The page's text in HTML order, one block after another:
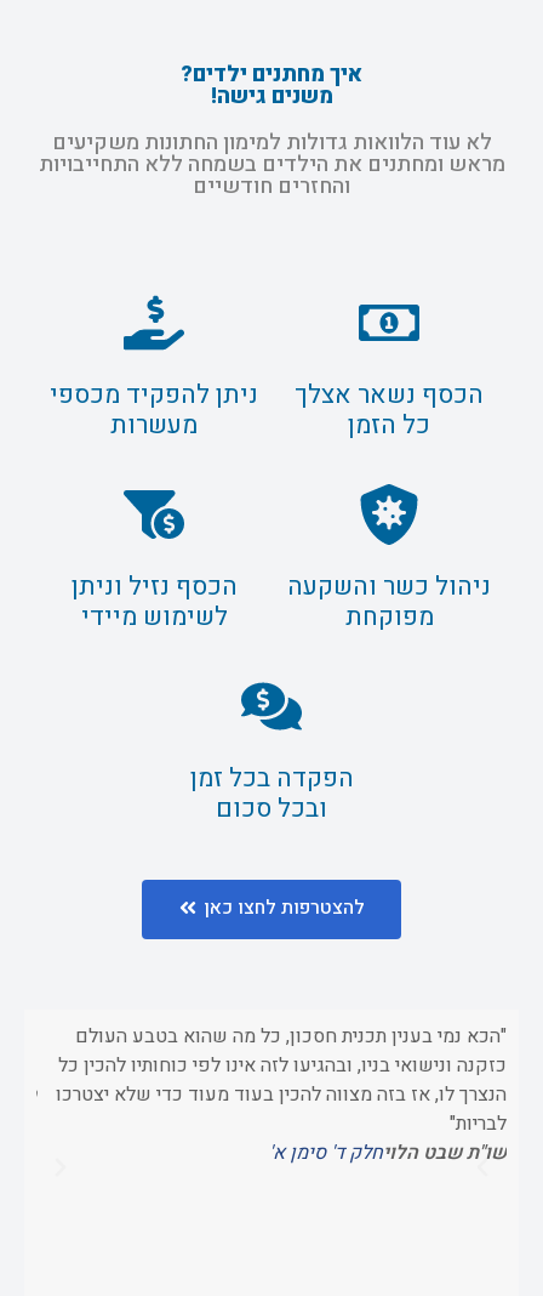
איך מחתנים ילדים?
משנים גישה!
לא עוד הלוואות גדולות למימון החתונות משקיעים
מראש ומחתנים את הילדים בשמחה ללא התחייבויות
והחזרים חודשיים
הכסף נשאר אצלך
כל הזמן
ניתן להפקיד מכספי
מעשרות
ניהול כשר והשקעה
מפוקחת
הכסף נזיל וניתן
לשימוש מיידי
הפקדה בכל זמן
ובכל סכום
להצטרפות לחצו כאן
"הכא נמי בענין תכנית חסכון, כל מה שהוא בטבע העולם
כזקנה ונישואי בניו, ובהגיעו לזה אינו לפי כוחותיו להכין כל
הנצרך לו, אז בזה מצווה להכין בעוד מעוד כדי שלא יצטרכו
לבריות"
שו"ת שבט הלויחלק ד' סימן א'